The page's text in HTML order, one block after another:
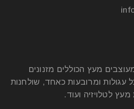
מעץ הכוללים מזנונים
עגולות ומרובעות כאחד, שולחנות
לטלויזיה ועוד.